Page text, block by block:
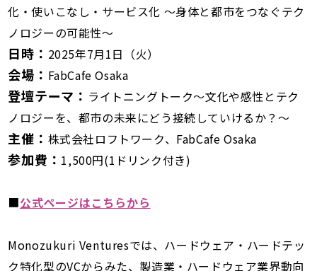
化・使いこなし・サービス化 〜身体と都市をつなぐテク
ノロジーの可能性〜
日時： 2025年7月1日（火）
会場： FabCafe Osaka
登壇テーマ： ライトニングトーク～文化や感性とテク
ノロジーを、都市の未来にどう接続していけるか？～
主催： 株式会社ロフトワーク、FabCafe Osaka
参加費： 1,500円(1ドリンク付き)
■公式ページはこちらから
Monozukuri Venturesでは、ハードウェア・ハードテッ
ク特化型のVCからみた、製造業・ハードウェア業界動向